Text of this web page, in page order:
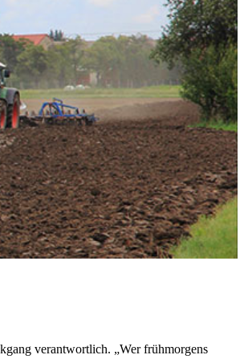
verantwortlich. „Wer frühmorgens